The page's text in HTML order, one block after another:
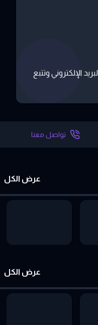
الإلكتروني وتتبع
تواصل معنا
عرض الكل
عرض الكل